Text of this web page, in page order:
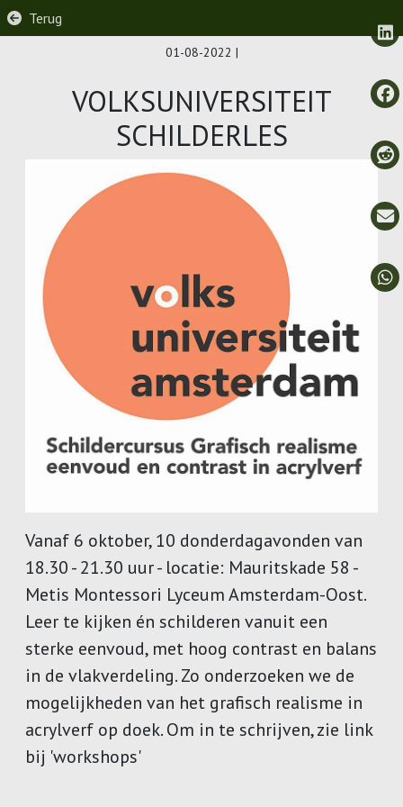
Terug
01-08-2022 |
VOLKSUNIVERSITEIT
SCHILDERLES
Vanaf 6 oktober, 10 donderdagavonden van
18.30 - 21.30 uur - locatie: Mauritskade 58 -
Metis Montessori Lyceum Amsterdam-Oost.
Leer te kijken én schilderen vanuit een
sterke eenvoud, met hoog contrast en balans
in de vlakverdeling. Zo onderzoeken we de
mogelijkheden van het grafisch realisme in
acrylverf op doek. Om in te schrijven, zie link
bij 'workshops'
Deze website maakt gebruik van cookies.
Accepteer cookies en vergelijkbare
technologieën om uw browser-ervaring,
beveiliging, analyse te verbeteren.
meer over de gebruikte cookies.